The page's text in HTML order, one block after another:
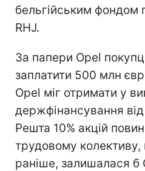
бельгійським фондом
RHJ.
За папери Opel
заплатити 500 млн
Opel міг отримати у
держфінансування
Решта 10% акцій
трудовому колективу,
раніше, залишалася б